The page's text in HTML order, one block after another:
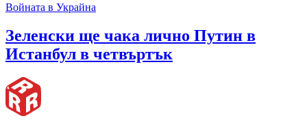
Войната в Украйна
Зеленски ще чака лично Путин в
Истанбул в четвъртък